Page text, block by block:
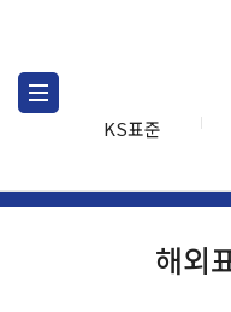
KS표준
해외